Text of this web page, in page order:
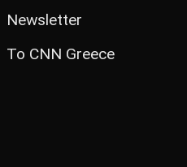
Newsletter
Το CNN Greece